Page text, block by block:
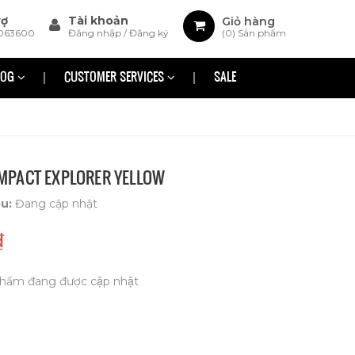
Giỏ hàng
(0) Sản phẩm
Tài khoản
Đăng nhập /Đăng ký
CUSTOMER SERVICES SALE
EXPLORER YELLOW
Đang cập nhật
đang được cập nhật